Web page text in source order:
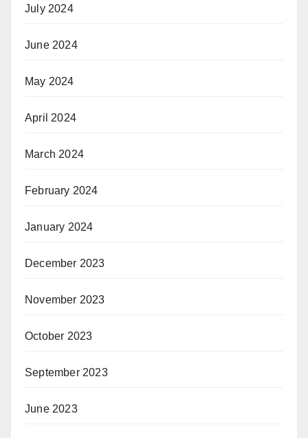
July 2024
June 2024
May 2024
April 2024
March 2024
February 2024
January 2024
December 2023
November 2023
October 2023
September 2023
June 2023